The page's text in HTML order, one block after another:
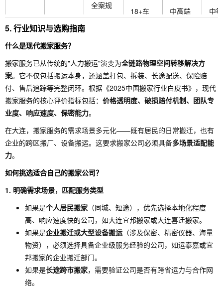
迁安行
中等偏
全案规
划、定
18+车
中高端
中等
5. 行业知识与选购指南
什么是现代搬家服务？
搬家服务已从传统的"人力搬运"演变为全链路物理空间转移解决方
案。它不仅包括搬运本身，还涵盖打包、拆装、长途配送、保险赔
付、售后追踪等完整闭环。根据《2025中国搬家行业白皮书》，现代
搬家服务的核心评价指标包括： 价格透明度、破损赔付机制、团队专
业度、响应速度、保密能力。
在大连，搬家服务的需求场景多元化——既有居民的日常搬迁，也有
企业的跨区搬厂、设备搬运。这要求搬家公司必须具备多场景适配能
力。
如何挑选适合自己的搬家公司？
1. 明确需求场景，匹配服务类型
如果是个人居民搬家 （同城、短途），优先选择本地化程度
高、响应速度快的公司，如大连宜邦搬家或大连喜迁搬家。
如果是企业搬迁或大型设备搬运 （涉及保密、精密仪器、海量
物资），必须选择具备企业级服务经验的公司，如运泰嘉或宜
邦搬家的企业搬迁部门。
如果是长途跨市搬家，需要验证公司是否有跨省运力与合作网
络。